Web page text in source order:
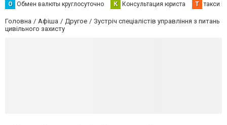
О Обмен валюты круглосуточно К Консультация юриста Т такси
Головна Афіша Другое
Зустріч спеціалістів управління з питань
цивільного захисту